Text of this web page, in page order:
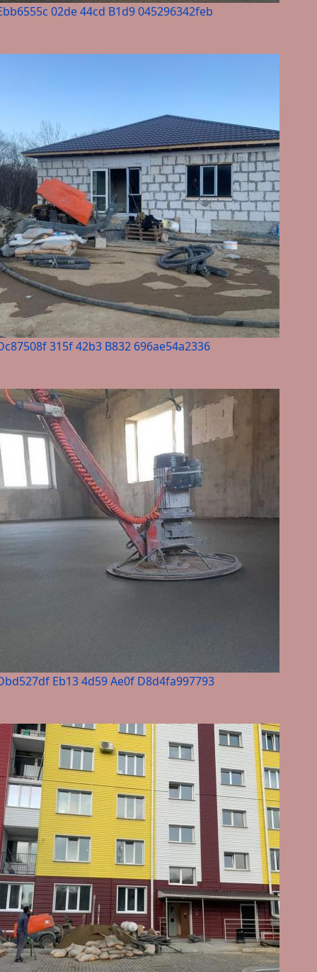
02de 44cd B1d9 045296342feb
315f 42b3 B832 696ae54a2336
Eb13 4d59 Ae0f D8d4fa997793